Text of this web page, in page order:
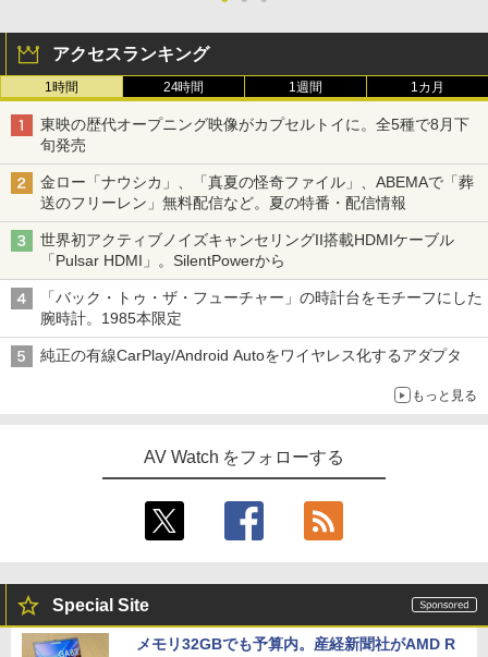
アクセスランキング
1時間 24時間 1週間 1カ月
東映の歴代オープニング映像がカプセルトイに。全5種で8月下
旬発売
金ロー「ナウシカ」、「真夏の怪奇ファイル」、ABEMAで「葬
送のフリーレン」無料配信など。夏の特番・配信情報
世界初アクティブノイズキャンセリングII搭載HDMIケーブル
「Pulsar HDMI」。SilentPowerから
「バック・トゥ・ザ・フューチャー」の時計台をモチーフにした
腕時計。1985本限定
純正の有線CarPlay/Android Autoをワイヤレス化するアダプタ
もっと見る
AV Watch をフォローする
Special Site
メモリ32GBでも予算内。産経新聞社がAMD R